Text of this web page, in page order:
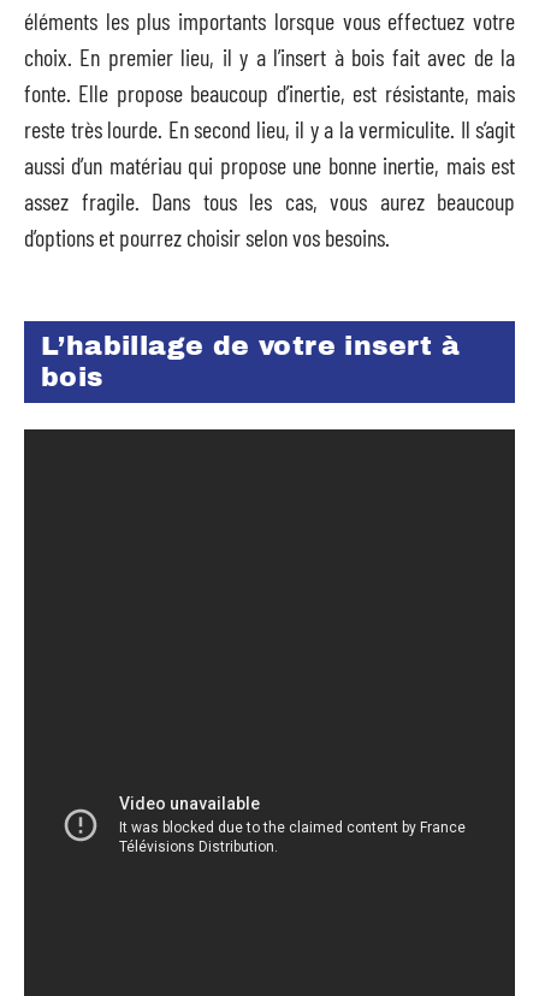
éléments les plus importants lorsque vous effectuez votre
choix. En premier lieu, il y a l’insert à bois fait avec de la
fonte. Elle propose beaucoup d’inertie, est résistante, mais
reste très lourde. En second lieu, il y a la vermiculite. Il s’agit
aussi d’un matériau qui propose une bonne inertie, mais est
assez fragile. Dans tous les cas, vous aurez beaucoup
d’options et pourrez choisir selon vos besoins.
L’habillage de votre insert à
bois